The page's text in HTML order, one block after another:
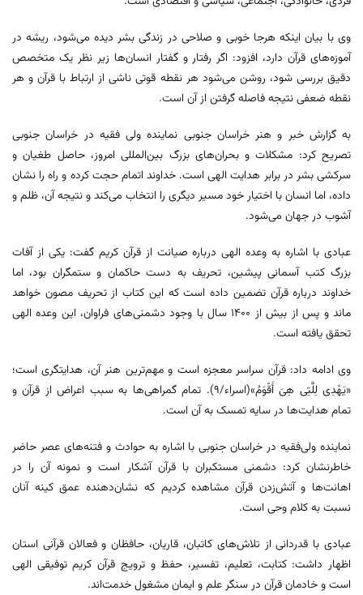
وی با بیان اینکه هرجا خوبی و صلاحی در زندگی بشر دیده می‌شود، ریشه در
آموزه‌های قرآن دارد، افزود: اگر رفتار و گفتار انسان‌ها زیر نظر یک متخصص
دقیق بررسی شود، روشن می‌شود هر نقطه قوتی ناشی از ارتباط با قرآن و هر
نقطه ضعفی نتیجه فاصله گرفتن از آن است.
به گزارش خبر و هنر خراسان جنوبی نماینده ولی‌ فقیه در خراسان جنوبی
تصریح کرد: مشکلات و بحران‌های بزرگ بین‌المللی امروز، حاصل طغیان و
سرکشی بشر در برابر هدایت الهی است. خداوند اتمام حجت کرده و راه را نشان
داده، اما انسان با اختیار خود مسیر دیگری را انتخاب می‌کند و نتیجه آن، ظلم و
آشوب در جهان می‌شود.
عبادی با اشاره به وعده الهی درباره صیانت از قرآن کریم گفت: یکی از آفات
بزرگ کتب آسمانی پیشین، تحریف به دست حاکمان و ستمگران بود، اما
خداوند درباره قرآن تضمین داده است که این کتاب از تحریف مصون خواهد
ماند و پس از بیش از 1400 سال با وجود دشمنی‌های فراوان، این وعده الهی
تحقق یافته است.
وی ادامه داد: قرآن سراسر معجزه است و مهم‌ترین هنر آن، هدایتگری است؛
«یَهْدِی لِلَّتِی هِیَ أَقْوَمُ»(اسراء/9). تمام گمراهی‌ها به سبب اعراض از قرآن و
تمام هدایت‌ها در سایه تمسک به آن است.
نماینده ولی‌فقیه در خراسان جنوبی با اشاره به حوادث و فتنه‌های عصر حاضر
خاطرنشان کرد: دشمنی مستکبران با قرآن آشکار است و نمونه آن را در
اهانت‌ها و آتش‌زدن قرآن مشاهده کردیم که نشان‌دهنده عمق کینه آنان
نسبت به کلام وحی است.
عبادی با قدردانی از تلاش‌های کاتبان، قاریان، حافظان و فعالان قرآنی استان
اظهار داشت: کتابت، تعلیم، تفسیر، حفظ و ترویج قرآن کریم توفیقی الهی
است و خادمان قرآن در سنگر علم و ایمان مشغول خدمت‌اند.